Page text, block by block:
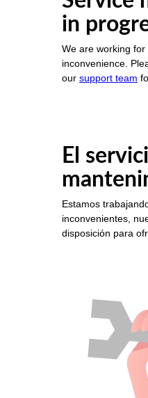
in
We are working
inconvenience.
our support team
El
Estamos
inconvenientes,
disposición para